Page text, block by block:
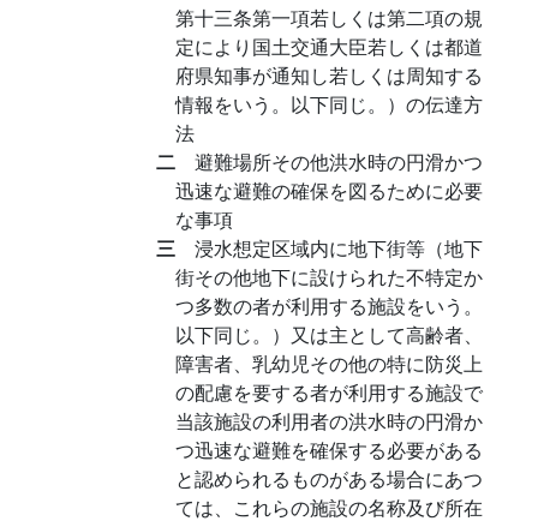
第十三条第一項若しくは第二項の規
定により国土交通大臣若しくは都道
府県知事が通知し若しくは周知する
情報をいう。以下同じ。）の伝達方
法
二 避難場所その他洪水時の円滑かつ
迅速な避難の確保を図るために必要
な事項
三 浸水想定区域内に地下街等（地下
街その他地下に設けられた不特定か
つ多数の者が利用する施設をいう。
以下同じ。）又は主として高齢者、
障害者、乳幼児その他の特に防災上
の配慮を要する者が利用する施設で
当該施設の利用者の洪水時の円滑か
つ迅速な避難を確保する必要がある
と認められるものがある場合にあつ
ては、これらの施設の名称及び所在